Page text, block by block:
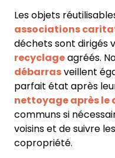
Les objets
associations
déchets sont dirigés
recyclageagréés.
débarrasveillent
parfait état après
nettoyage après le
communs si
voisins et de suivre
copropriété.